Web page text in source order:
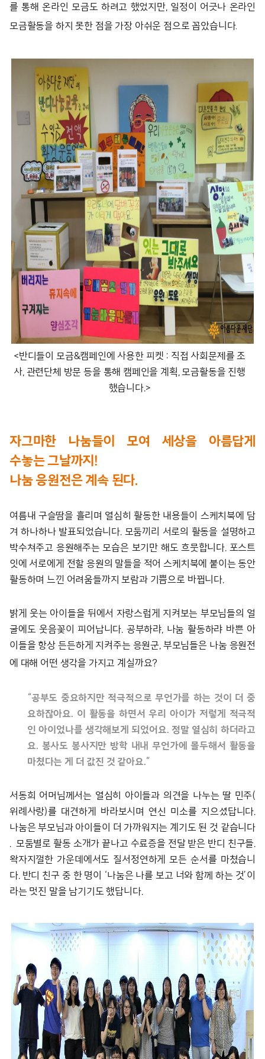
를 통해 온라인 모금도 하려고 했었지만, 일정이 어긋나 온라인
모금활동을 하지 못한 점을 가장 아쉬운 점으로 꼽았습니다.
<반디들이 모금&캠페인에 사용한 피켓 : 직접 사회문제를 조
사, 관련단체 방문 등을 통해 캠페인을 계획, 모금활동을 진행
했습니다.>
자그마한 나눔들이 모여 세상을 아름답게
수놓는 그날까지!
나눔 응원전은 계속 된다.
여름내 구슬땀을 흘리며 열심히 활동한 내용들이 스케치북에 담
겨 하나하나 발표되었습니다. 모둠끼리 서로의 활동을 설명하고
박수쳐주고 응원해주는 모습은 보기만 해도 흐뭇합니다. 포스트
잇에 서로에게 전할 응원의 말들을 적어 스케치북에 붙이는 동안
활동하며 느낀 어려움들까지 보람과 기쁨으로 바뀝니다.
밝게 웃는 아이들을 뒤에서 자랑스럽게 지켜보는 부모님들의 얼
굴에도 웃음꽃이 피어납니다. 공부하랴, 나눔 활동하랴 바쁜 아
이들을 항상 든든하게 지켜주는 응원군, 부모님들은 나눔 응원전
에 대해 어떤 생각을 가지고 계실까요?
“공부도 중요하지만 적극적으로 무언가를 하는 것이 더 중
요하잖아요. 이 활동을 하면서 우리 아이가 저렇게 적극적
인 아이었나를 생각해보게 되었어요. 정말 열심히 하더라고
요. 봉사도 봉사지만 방학 내내 무언가에 몰두해서 활동을
마쳤다는 게 더 값진 것 같아요.”
서동희 어머님께서는 열심히 아이들과 의견을 나누는 딸 민주(
위례사랑)를 대견하게 바라보시며 연신 미소를 지으셨답니다.
나눔은 부모님과 아이들이 더 가까워지는 계기도 된 것 같습니다
. 모둠별로 활동 소개가 끝나고 수료증을 전달 받은 반디 친구들.
왁자지껄한 가운데에서도 질서정연하게 모든 순서를 마쳤습니
다. 반디 친구 중 한 명이 ‘나눔은 나를 보고 너와 함께 하는 것’이
라는 멋진 말을 남기기도 했답니다.